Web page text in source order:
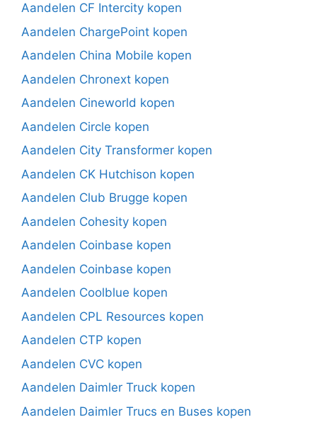
Aandelen CF Intercity kopen
Aandelen ChargePoint kopen
Aandelen China Mobile kopen
Aandelen Chronext kopen
Aandelen Cineworld kopen
Aandelen Circle kopen
Aandelen City Transformer kopen
Aandelen CK Hutchison kopen
Aandelen Club Brugge kopen
Aandelen Cohesity kopen
Aandelen Coinbase kopen
Aandelen Coinbase kopen
Aandelen Coolblue kopen
Aandelen CPL Resources kopen
Aandelen CTP kopen
Aandelen CVC kopen
Aandelen Daimler Truck kopen
Aandelen Daimler Trucs en Buses kopen